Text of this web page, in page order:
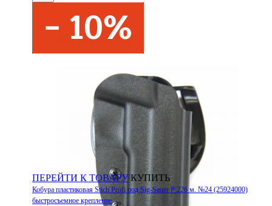
ПЕРЕЙТИ К ТОВАРУ КУПИТЬ
Кобура пластиковая Stich Profi под Sig-Sauer P 226 м. №24 (25924000)
быстросъемное крепление